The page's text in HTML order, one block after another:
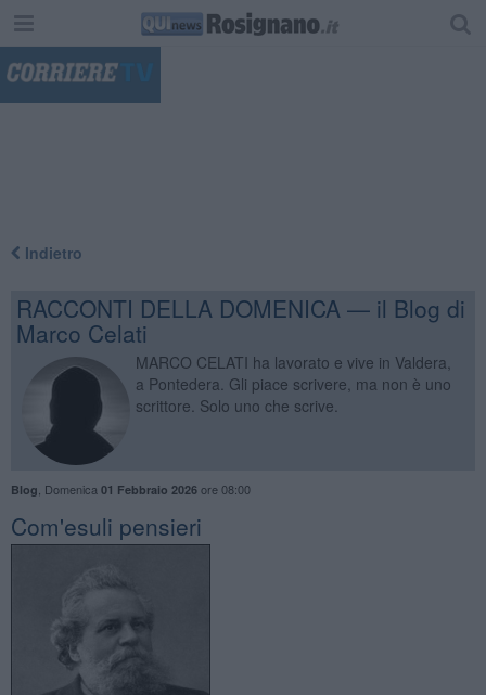
Indietro
RACCONTI DELLA DOMENICA — il Blog di
Marco Celati
MARCO CELATI ha lavorato e vive in Valdera,
a Pontedera. Gli piace scrivere, ma non è uno
scrittore. Solo uno che scrive.
Blog Domenica 01 Febbraio 2026ore 08:00
Com'esuli pensieri